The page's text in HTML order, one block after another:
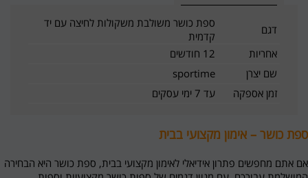
דגם
ספת כושר משולבת משקולות לחיצה עם יד
קדמית
אחריות
12 חודשים
שם יצרן
sportime
זמן אספקה
עד 7 ימי עסקים
ספת כושר – אימון מקצועי בבית
אם אתם מחפשים פתרון אידיאלי לאימון מקצועי בבית, ספת כושר היא הבחירה